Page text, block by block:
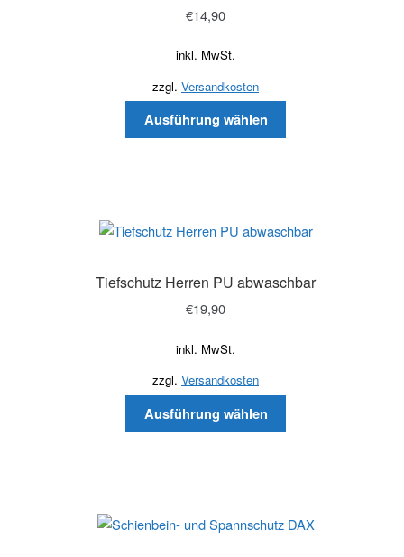
€14,90
inkl. MwSt.
zzgl. Versandkosten
Ausführung wählen
Tiefschutz Herren PU abwaschbar
€19,90
inkl. MwSt.
zzgl. Versandkosten
Ausführung wählen